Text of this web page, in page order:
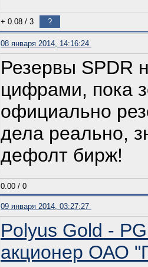
+ 0.08 / 3 ?
08 января 2014, 14:16:24
Резервы SPDR
цифрами, пока
официально
дела реально,
дефолт бирж!
0.00 / 0
09 января 2014, 03:27:27
Polyus Gold -
акционер ОАО